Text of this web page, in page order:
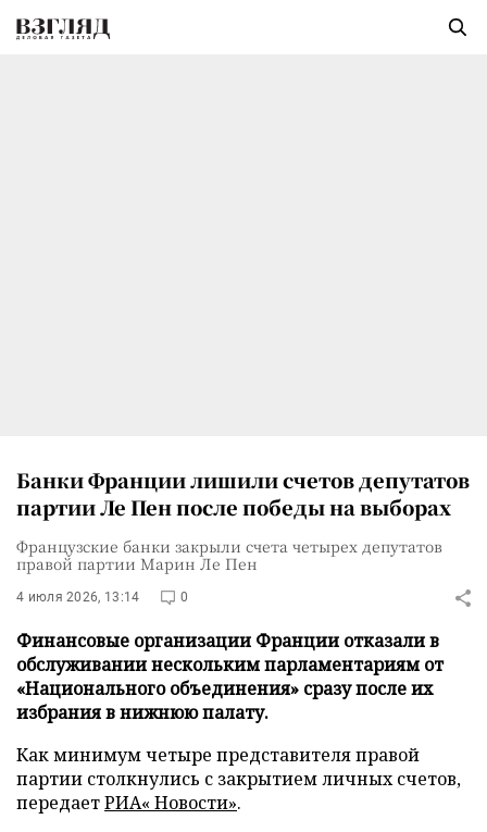
Банки Франции лишили счетов депутатов
партии Ле Пен после победы на выборах
Французские банки закрыли счета четырех депутатов
правой партии Марин Ле Пен
4 июля 2026, 13:14 0
Финансовые организации Франции отказали в
обслуживании нескольким парламентариям от
«Национального объединения» сразу после их
избрания в нижнюю палату.
Как минимум четыре представителя правой
партии столкнулись с закрытием личных счетов,
передаетРИА« Новости».